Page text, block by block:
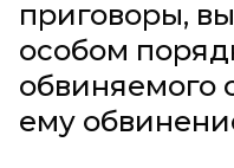
приговоры,
особом
обвиняемого
ему